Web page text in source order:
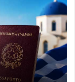
the
of